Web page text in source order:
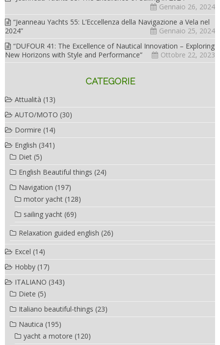
Gennaio 26, 2024
“Jeanneau Yachts 55: L’Eccellenza della Navigazione a Vela nel
2024”
Gennaio 25, 2024
“DUFOUR 41: The Excellence of Nautical Innovation – Exploring
New Horizons with Style and Performance”
Ottobre 22, 2023
CATEGORIE
Attualità (13)
AUTO/MOTO (30)
Dormire (14)
English (341)
Diet (5)
English Beautiful things (24)
Navigation (197)
motor yacht (128)
sailing yacht (69)
Relaxation guided english (26)
Excel (14)
Hobby (17)
ITALIANO (343)
Diete (5)
Italiano beautiful-things (23)
Nautica (195)
yacht a motore (120)